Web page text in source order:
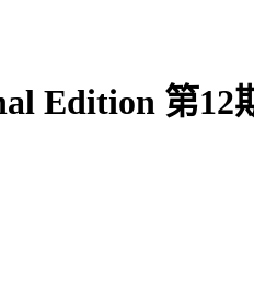
Edition 第12